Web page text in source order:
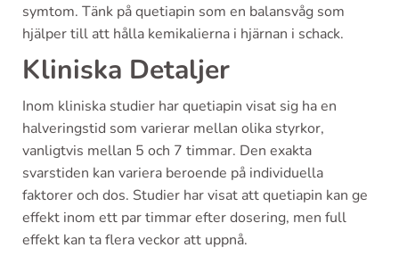
symtom. Tänk på quetiapin som en balansvåg som
hjälper till att hålla kemikalierna i hjärnan i schack.
Kliniska Detaljer
Inom kliniska studier har quetiapin visat sig ha en
halveringstid som varierar mellan olika styrkor,
vanligtvis mellan 5 och 7 timmar. Den exakta
svarstiden kan variera beroende på individuella
faktorer och dos. Studier har visat att quetiapin kan ge
effekt inom ett par timmar efter dosering, men full
effekt kan ta flera veckor att uppnå.